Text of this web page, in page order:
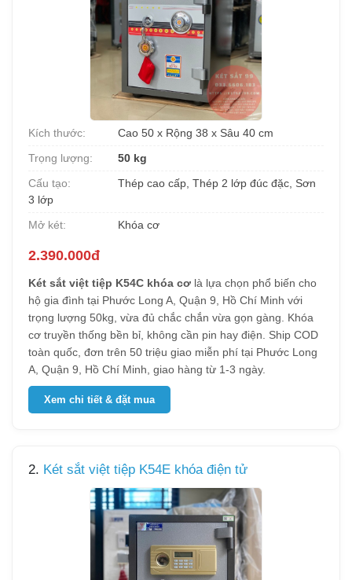
Kích thước:
Cao 50 x Rộng 38 x Sâu 40 cm
Trọng lượng:
50 kg
Cấu tạo:
Thép cao cấp, Thép 2 lớp đúc đặc, Sơn
3 lớp
Mở két:
Khóa cơ
2.390.000đ
Két sắt việt tiệp K54C khóa cơ là lựa chọn phổ biến cho
hộ gia đình tại Phước Long A, Quận 9, Hồ Chí Minh với
trọng lượng 50kg, vừa đủ chắc chắn vừa gọn gàng. Khóa
cơ truyền thống bền bỉ, không cần pin hay điện. Ship COD
toàn quốc, đơn trên 50 triệu giao miễn phí tại Phước Long
A, Quận 9, Hồ Chí Minh, giao hàng từ 1-3 ngày.
Xem chi tiết & đặt mua
2. Két sắt việt tiệp K54E khóa điện tử